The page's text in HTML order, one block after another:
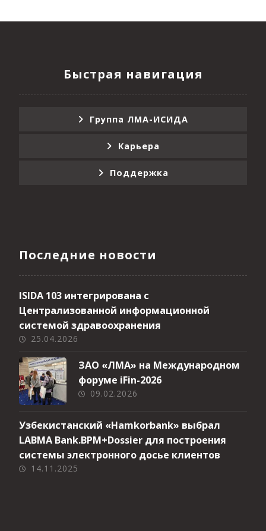
Быстрая навигация
Группа ЛМА-ИСИДА
Карьера
Поддержка
Последние новости
ISIDA 103 интегрирована с
Централизованной информационной
системой здравоохранения
25.04.2026
ЗАО «ЛМА» на Международном
форуме iFin-2026
09.02.2026
Узбекистанский «Hamkorbank» выбрал
LABMA Bank.BPM+Dossier для построения
системы электронного досье клиентов
14.11.2025